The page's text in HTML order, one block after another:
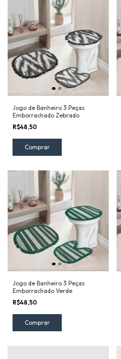
Jogo de Banheiro 3 Peças
Emborrachado Zebrado
R$48,50
Jogo de Banheiro 3 Peças
Emborrachado Verde
R$48,50